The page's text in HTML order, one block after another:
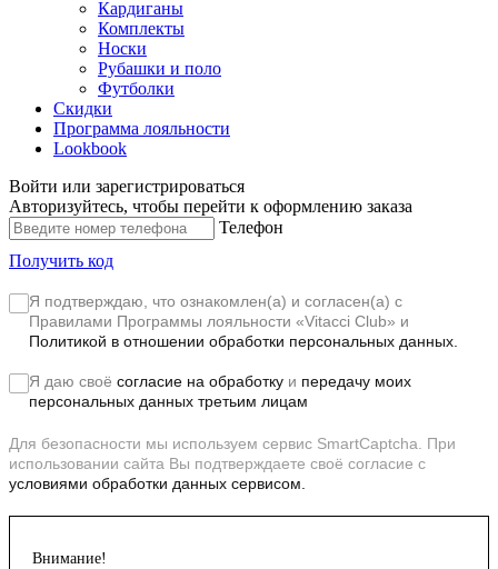
Кардиганы
Комплекты
Носки
Рубашки и поло
Футболки
Скидки
Программа лояльности
Lookbook
Войти или зарегистрироваться
Авторизуйтесь, чтобы перейти к оформлению заказа
Телефон
Получить код
Я подтверждаю, что ознакомлен(а) и согласен(а) с
Правилами Программы лояльности «Vitacci Club» и
Политикой в отношении обработки персональных данных.
Я даю своё согласие на обработку и передачу моих
персональных данных третьим лицам
Для безопасности мы используем сервис SmartCaptcha. При
использовании сайта Вы подтверждаете своё согласие с
условиями обработки данных сервисом.
Внимание!